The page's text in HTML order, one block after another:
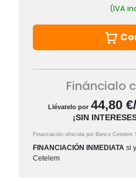
(IVA
Fináncialo
Llévatelo por 44,80
¡SIN
Financiación ofrecida por Banco Cetelem
FINANCIACIÓN INMEDIATA si
Cetelem